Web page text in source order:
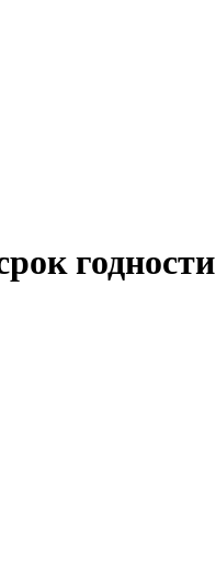
годности